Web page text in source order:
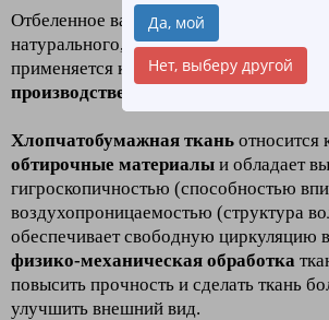
Да, мой
Нет, выберу другой
Отбеленное вафельное полотно в
натурального, качественного хлопка,
применяется как в хозяйстве, так и в
производстве
Хлопчатобумажная ткань относится
обтирочные материалы и обладает
гигроскопичностью (способностью
воздухопроницаемостью (структура
обеспечивает свободную циркуляцию
физико-механическая обработка
повысить прочность и сделать ткань
улучшить внешний вид.